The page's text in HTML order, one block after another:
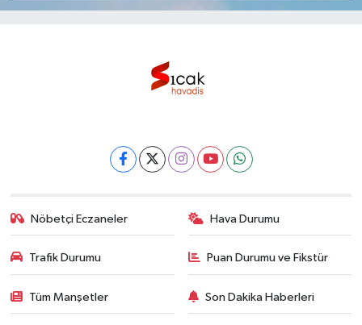
Nöbetçi Eczaneler Hava Durumu
Trafik Durumu Puan Durumu ve Fikstür
Tüm Manşetler Son Dakika Haberleri